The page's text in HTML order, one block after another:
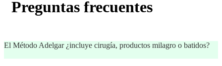
Preguntas frecuentes
El Método Adelgar ¿incluye cirugía, productos milagro o batidos?